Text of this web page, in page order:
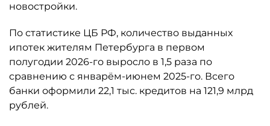
новостройки.
По статистике ЦБ РФ, количество выданных
ипотек жителям Петербурга в первом
полугодии 2026-го выросло в 1,5 раза по
сравнению с январём-июнем 2025-го. Всего
банки оформили 22,1 тыс. кредитов на 121,9 млрд
рублей.